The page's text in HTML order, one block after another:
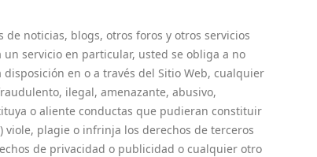
de noticias, blogs, otros foros y otros servicios
servicio en particular, usted se obliga a no
en o a través del Sitio Web, cualquier
ilegal, amenazante, abusivo,
o aliente conductas que pudieran constituir
plagie o infrinja los derechos de terceros
de privacidad o publicidad o cualquier otro